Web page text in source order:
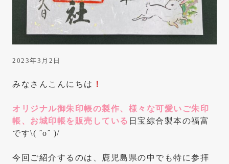
こ
に
り
ま
す
2023年3月2日
みなさんこんにちは ！
オリジナル御朱印帳の製作、様々な可愛いご朱印
帳、お城印帳を販売している 日宝綜合製本の福富
です\( ˆoˆ )/
今回ご紹介するのは、鹿児島県の中でも特に参拝